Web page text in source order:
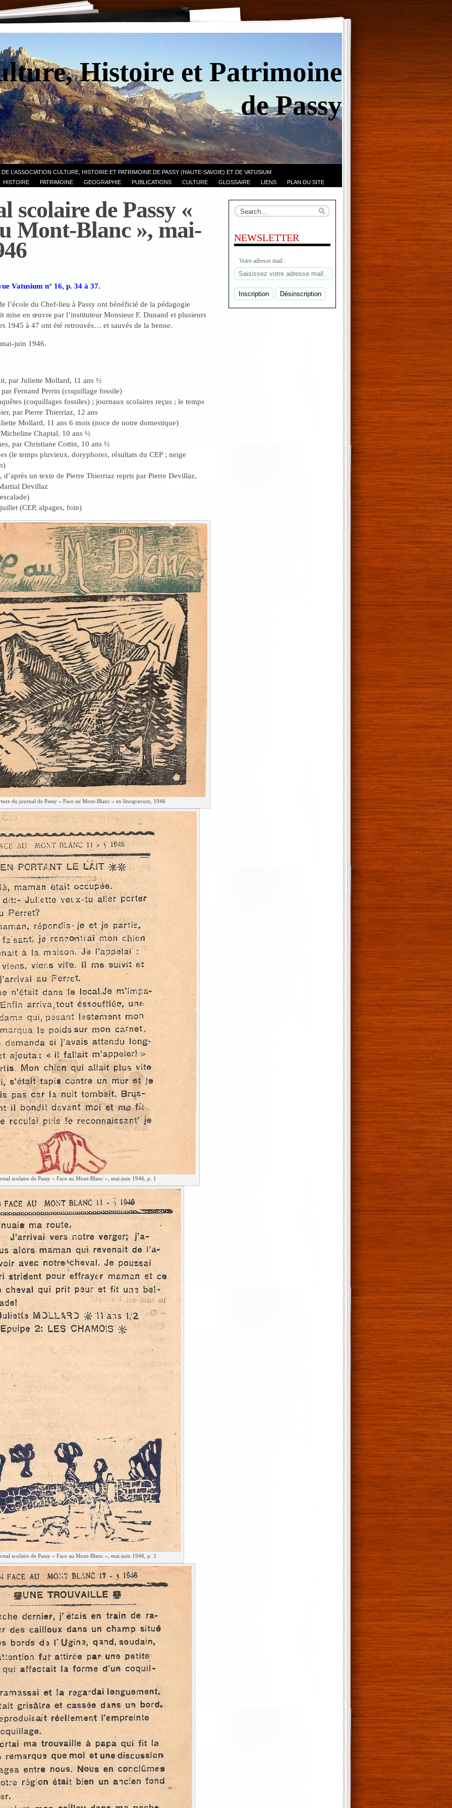
Histoire et Patrimoine
de Passy
L’ASSOCIATION CULTURE, HISTOIRE ET PATRIMOINE DE PASSY (HAUTE-SAVOIE) ET DE VATUSIUM
HISTOIRE
PATRIMOINE GEOGRAPHIE PUBLICATIONS CULTURE GLOSSAIRE LIENS PLAN DU SITE
scolaire de Passy «
Mont-Blanc », mai-
Vatusium n° 16, p. 34 à 37.
l’école du Chef-lieu à Passy ont bénéficié de la pédagogie
mise en œuvre par l’instituteur Monsieur F. Dunand et plusieurs
1945 à 47 ont été retrouvés… et sauvés de la benne.
juin 1946.
par Juliette Mollard, 11 ans ½
Fernand Perrin (coquillage fossile)
(coquillages fossiles) ; journaux scolaires reçus ; le temps
par Pierre Thierriaz, 12 ans
Mollard, 11 ans 6 mois (noce de notre domestique)
Chaptal, 10 ans ½
par Christiane Cottin, 10 ans ½
(le temps pluvieux, doryphores, résultats du CEP ; neige
d’après un texte de Pierre Thierriaz repris par Pierre Devillaz,
Devillaz
(CEP, alpages, foin)
du journal de Passy « Face au Mont-Blanc » en linogravure, 1946
scolaire de Passy « Face au Mont-Blanc », mai-juin 1946, p. 1
scolaire de Passy « Face au Mont-Blanc », mai-juin 1946, p. 2
NEWSLETTER
Votre adresse mail :